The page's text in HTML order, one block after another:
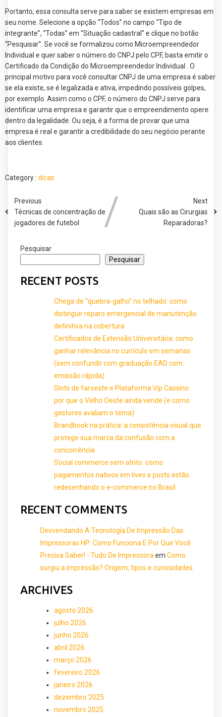
Portanto, essa consulta serve para saber se existem empresas em
seu nome. Selecione a opção “Todos” no campo “Tipo de
integrante”, “Todas” em “Situação cadastral” e clique no botão
“Pesquisar”. Se você se formalizou como Microempreendedor
Individual e quer saber o número do CNPJ pelo CPF, basta emitir o
Certificado da Condição do Microempreendedor Individual . O
principal motivo para você consultar CNPJ de uma empresa é saber
se ela existe, se é legalizada e ativa, impedindo possíveis golpes,
por exemplo. Assim como o CPF, o número do CNPJ serve para
identificar uma empresa e garantir que o empreendimento opere
dentro da legalidade. Ou seja, é a forma de provar que uma
empresa é real e garantir a credibilidade do seu negócio perante
aos clientes.
Category : dicas
Previous
Técnicas de concentração de
jogadores de futebol
Next
Quais são as Cirurgias
Reparadoras?
Pesquisar
Pesquisar
RECENT POSTS
Chega de “quebra-galho” no telhado: como
distinguir reparo emergencial de manutenção
definitiva na cobertura
Certificados de Extensão Universitária: como
ganhar relevância no currículo em semanas
(sem confundir com graduação EAD com
emissão rápida)
Slots de faroeste e Plataforma Vip Cassino:
por que o Velho Oeste ainda vende (e como
gestores avaliam o tema)
Brandbook na prática: a consistência visual que
protege sua marca da confusão com a
concorrência
Social commerce sem atrito: como
pagamentos nativos em lives e posts estão
redesenhando o e-commerce no Brasil
RECENT COMMENTS
Desvendando A Tecnologia De Impressão Das
Impressoras HP: Como Funciona E Por Que Você
Precisa Saber! - Tudo De Impressora em Como
surgiu a impressão? Origem, tipos e curiosidades
ARCHIVES
agosto 2026
julho 2026
junho 2026
abril 2026
março 2026
fevereiro 2026
janeiro 2026
dezembro 2025
novembro 2025